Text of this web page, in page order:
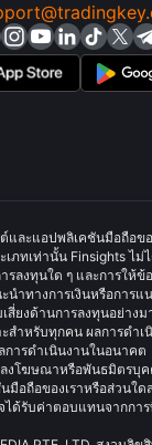
และแอปพลิเคชันมือถือข
ภทเท่านั้น Finsights ไม่
ลงทุนใด ๆ และการให้ข้
นำทางการเงินหรือการแ
ยงด้านการลงทุนอย่างม
ะสำหรับทุกคน ผลการดำ
การดำเนินงานในอนาคต
งโฆษณาหรือพันธมิตรบุ
มือถือของเราหรือส่วนใ
ได้รับค่าตอบแทนจากก